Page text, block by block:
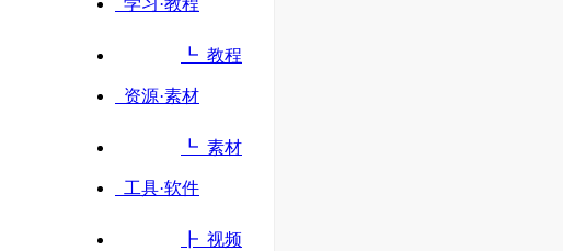
┗ 教程
资源·素材
┗ 素材
工具·软件
┣ 视频